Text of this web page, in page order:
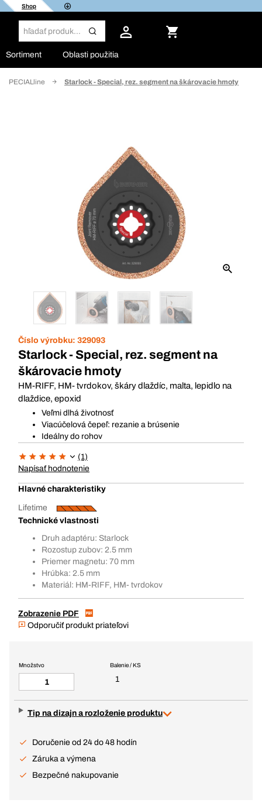
Shop
Sortiment Oblasti použitia
SPECIALline Starlock - Special, rez. segment na škárovacie hmoty
Číslo výrobku: 329093
Starlock - Special, rez. segment na
škárovacie hmoty
HM-RIFF, HM- tvrdokov, škáry dlaždíc, malta, lepidlo na
dlaždice, epoxid
Veľmi dlhá životnosť
Viacúčelová čepeľ: rezanie a brúsenie
Ideálny do rohov
(1)
Napísať hodnotenie
Hlavné charakteristiky
Lifetime
Technické vlastnosti
Druh adaptéru: Starlock
Rozostup zubov: 2.5 mm
Priemer magnetu: 70 mm
Hrúbka: 2.5 mm
Materiál: HM-RIFF, HM- tvrdokov
Zobrazenie PDF
Odporučiť produkt priateľovi
Balenie / KS
1
Množstvo
Tip na dizajn a rozloženie produktu
Doručenie od 24 do 48 hodín
Záruka a výmena
Bezpečné nakupovanie